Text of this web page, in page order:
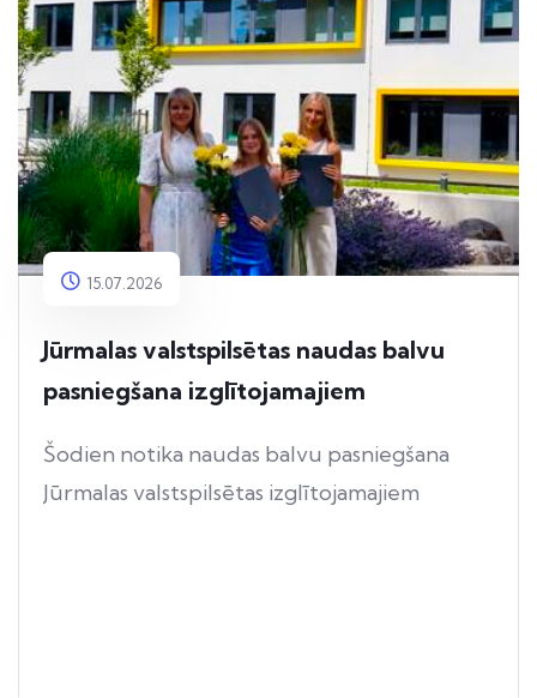
15.07.2026
Jūrmalas valstspilsētas naudas balvu
pasniegšana izglītojamajiem
Šodien notika naudas balvu pasniegšana
Jūrmalas valstspilsētas izglītojamajiem